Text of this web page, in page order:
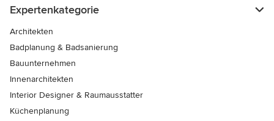
Expertenkategorie
Architekten
Badplanung & Badsanierung
Bauunternehmen
Innenarchitekten
Interior Designer & Raumausstatter
Küchenplanung